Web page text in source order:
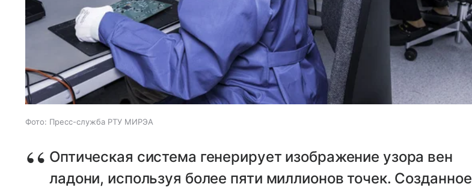
Фото: Пресс-служба РТУ МИРЭА
Оптическая система генерирует изображение узора вен
ладони, используя более пяти миллионов точек. Созданное